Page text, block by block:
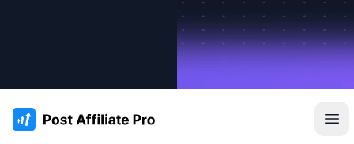
:site.title